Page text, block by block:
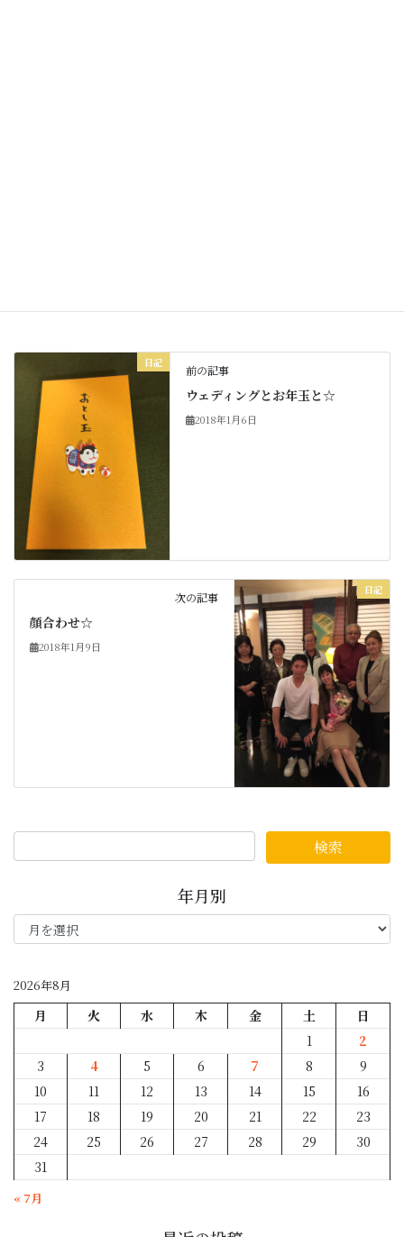
日記
前の記事
ウェディングとお年玉と☆
2018年1月6日
日記
次の記事
顔合わせ☆
2018年1月9日
年月別
年
月
2026年8月
月 火 水 木 金 土
日
1
2
3
4 5 6 7 8
9
10
11 12 13 14 15
16
17
18 19 20 21 22
23
24
25 26 27 28 29
30
31
« 7月